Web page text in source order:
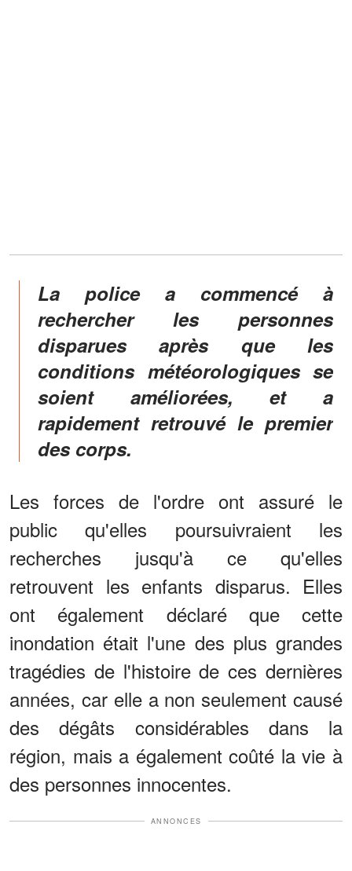
La police a commencé à
rechercher les personnes
disparues après que les
conditions météorologiques se
soient améliorées, et a
rapidement retrouvé le premier
des corps.
Les forces de l'ordre ont assuré le
public qu'elles poursuivraient les
recherches jusqu'à ce qu'elles
retrouvent les enfants disparus. Elles
ont également déclaré que cette
inondation était l'une des plus grandes
tragédies de l'histoire de ces dernières
années, car elle a non seulement causé
des dégâts considérables dans la
région, mais a également coûté la vie à
des personnes innocentes.
ANNONCES